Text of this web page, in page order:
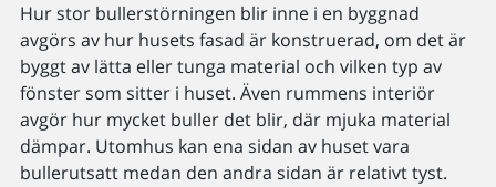
Hur stor bullerstörningen blir inne i en byggnad
avgörs av hur husets fasad är konstruerad, om det är
byggt av lätta eller tunga material och vilken typ av
fönster som sitter i huset. Även rummens interiör
avgör hur mycket buller det blir, där mjuka material
dämpar. Utomhus kan ena sidan av huset vara
bullerutsatt medan den andra sidan är relativt tyst.